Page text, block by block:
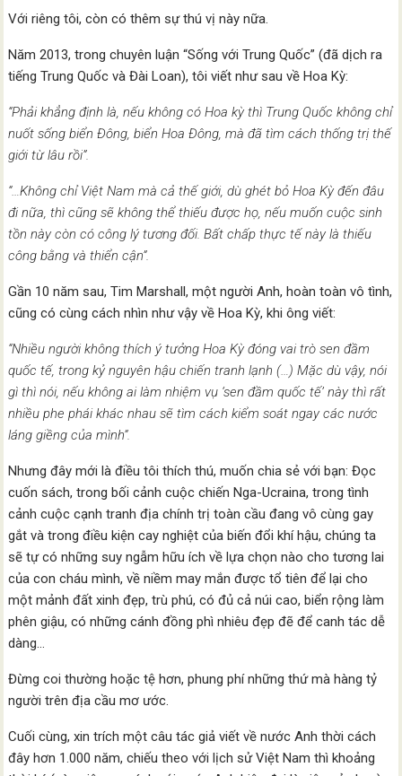
Với riêng tôi, còn có thêm sự thú vị này nữa.
Năm 2013, trong chuyên luận “Sống với Trung Quốc” (đã dịch ra
tiếng Trung Quốc và Đài Loan), tôi viết như sau về Hoa Kỳ:
“Phải khẳng định là, nếu không có Hoa kỳ thì Trung Quốc không chỉ
nuốt sống biển Đông, biển Hoa Đông, mà đã tìm cách thống trị thế
giới từ lâu rồi”.
“…Không chỉ Việt Nam mà cả thế giới, dù ghét bỏ Hoa Kỳ đến đâu
đi nữa, thì cũng sẽ không thể thiếu được họ, nếu muốn cuộc sinh
tồn này còn có công lý tương đối. Bất chấp thực tế này là thiếu
công bằng và thiển cận”.
Gần 10 năm sau, Tim Marshall, một người Anh, hoàn toàn vô tình,
cũng có cùng cách nhìn như vậy về Hoa Kỳ, khi ông viết:
“Nhiều người không thích ý tưởng Hoa Kỳ đóng vai trò sen đầm
quốc tế, trong kỷ nguyên hậu chiến tranh lạnh (…) Mặc dù vậy, nói
gì thì nói, nếu không ai làm nhiệm vụ ‘sen đầm quốc tế’ này thì rất
nhiều phe phái khác nhau sẽ tìm cách kiểm soát ngay các nước
láng giềng của mình”.
Nhưng đây mới là điều tôi thích thú, muốn chia sẻ với bạn: Đọc
cuốn sách, trong bối cảnh cuộc chiến Nga-Ucraina, trong tình
cảnh cuộc cạnh tranh địa chính trị toàn cầu đang vô cùng gay
gắt và trong điều kiện cay nghiệt của biến đổi khí hậu, chúng ta
sẽ tự có những suy ngẫm hữu ích về lựa chọn nào cho tương lai
của con cháu mình, về niềm may mắn được tổ tiên để lại cho
một mảnh đất xinh đẹp, trù phú, có đủ cả núi cao, biển rộng làm
phên giậu, có những cánh đồng phì nhiêu đẹp đẽ để canh tác dễ
dàng…
Đừng coi thường hoặc tệ hơn, phung phí những thứ mà hàng tỷ
người trên địa cầu mơ ước.
Cuối cùng, xin trích một câu tác giả viết về nước Anh thời cách
đây hơn 1.000 năm, chiếu theo với lịch sử Việt Nam thì khoảng